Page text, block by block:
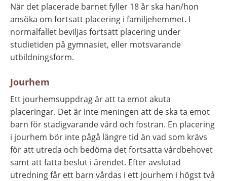
När det placerade barnet fyller 18 år ska han/hon
ansöka om fortsatt placering i familjehemmet. I
normalfallet beviljas fortsatt placering under
studietiden på gymnasiet, eller motsvarande
utbildningsform.
Jourhem
Ett jourhemsuppdrag är att ta emot akuta
placeringar. Det är inte meningen att de ska ta emot
barn för stadigvarande vård och fostran. En placering
i jourhem bör inte pågå längre tid än vad som krävs
för att utreda och bedöma det fortsatta vårdbehovet
samt att fatta beslut i ärendet. Efter avslutad
utredning får ett barn vårdas i ett jourhem i högst två